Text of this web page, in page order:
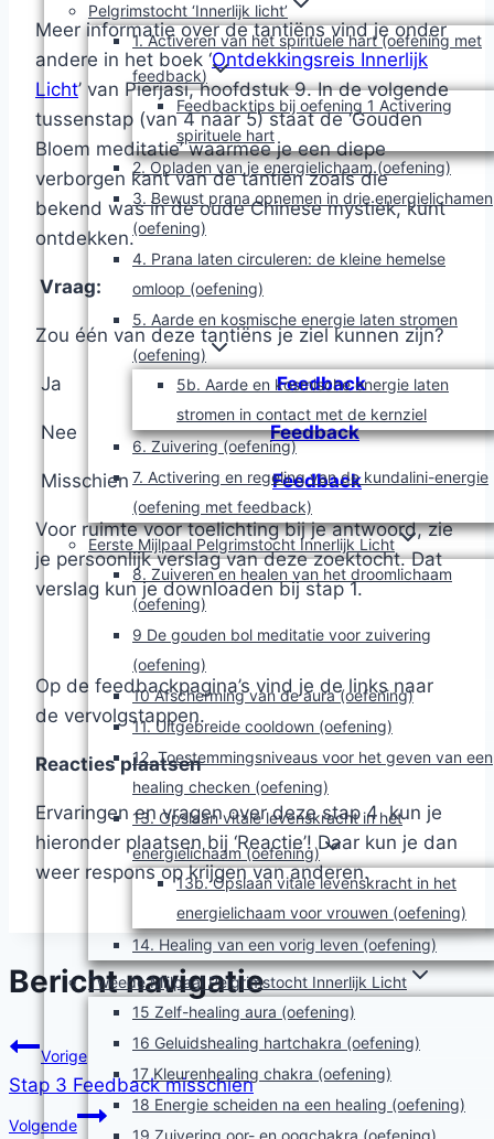
Pelgrimstocht ‘Innerlijk licht’
1. Activeren van het spirituele hart (oefening met
feedback)
Feedbacktips bij oefening 1 Activering
spirituele hart
2. Opladen van je energielichaam (oefening)
3. Bewust prana opnemen in drie energielichamen
(oefening)
4. Prana laten circuleren: de kleine hemelse
omloop (oefening)
5. Aarde en kosmische energie laten stromen
(oefening)
5b. Aarde en kosmische energie laten
stromen in contact met de kernziel
6. Zuivering (oefening)
7. Activering en regeling van de kundalini-energie
(oefening met feedback)
Eerste Mijlpaal Pelgrimstocht Innerlijk Licht
8. Zuiveren en healen van het droomlichaam
(oefening)
9 De gouden bol meditatie voor zuivering
(oefening)
10 Afscherming van de aura (oefening)
11. Uitgebreide cooldown (oefening)
12. Toestemmingsniveaus voor het geven van een
healing checken (oefening)
13. Opslaan vitale levenskracht in het
energielichaam (oefening)
13b. Opslaan vitale levenskracht in het
energielichaam voor vrouwen (oefening)
14. Healing van een vorig leven (oefening)
Tweede Mijlpaal Pelgrimstocht Innerlijk Licht
15 Zelf-healing aura (oefening)
16 Geluidshealing hartchakra (oefening)
17 Kleurenhealing chakra (oefening)
18 Energie scheiden na een healing (oefening)
19 Zuivering oor- en oogchakra (oefening)
Meer informatie over de tantiëns vind je onder
andere in het boek ‘Ontdekkingsreis Innerlijk
Licht’ van Pierjasi, hoofdstuk 9. In de volgende
tussenstap (van 4 naar 5) staat de ‘Gouden
Bloem meditatie’ waarmee je een diepe
verborgen kant van de tantiën zoals die
bekend was in de oude Chinese mystiek, kunt
ontdekken.
Vraag:
Zou één van deze tantiëns je ziel kunnen zijn?
 JaFeedback
 NeeFeedback
 MisschienFeedback
Voor ruimte voor toelichting bij je antwoord, zie
je persoonlijk verslag van deze zoektocht. Dat
verslag kun je downloaden bij stap 1.
Op de feedbackpagina’s vind je de links naar
de vervolgstappen.
Reacties plaatsen
Ervaringen en vragen over deze stap 4 kun je
hieronder plaatsen bij ‘Reactie’! Daar kun je dan
weer respons op krijgen van anderen.
Bericht navigatie
Vorige
Stap 3 Feedback misschien
Volgende